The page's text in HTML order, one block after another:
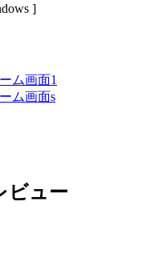
]
ビュー